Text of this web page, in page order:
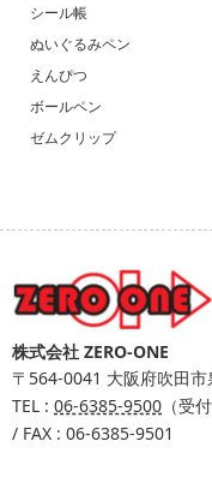
シール帳
ぬいぐるみペン
えんぴつ
ボールペン
ゼムクリップ
株式会社 ZERO-ONE
〒564-0041 大阪府吹田
TEL : 06-6385-9500 （受
/ FAX : 06-6385-9501